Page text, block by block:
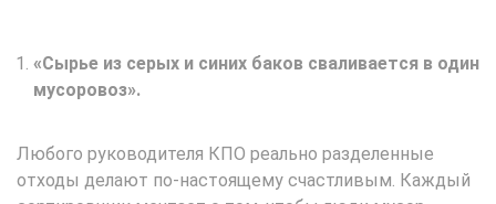
«Сырье из серых и синих баков сваливается в один
мусоровоз».
Любого руководителя КПО реально разделенные
отходы делают по-настоящему счастливым. Каждый